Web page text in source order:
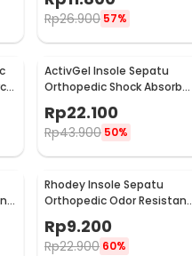
- H-101
Rp26.900 57%
ActivGel Insole Sepatu
Orthopedic Shock Absorb
Rp22.100
Rp43.900 50%
Rhodey Insole Sepatu
Orthopedic Odor Resistant
Rp9.200
Rp22.900 60%